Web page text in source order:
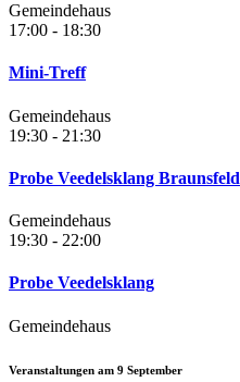
Gemeindehaus
17:00 - 18:30
Mini-Treff
Gemeindehaus
19:30 - 21:30
Probe Veedelsklang Braunsfeld
Gemeindehaus
19:30 - 22:00
Probe Veedelsklang
Gemeindehaus
Veranstaltungen am 9 September